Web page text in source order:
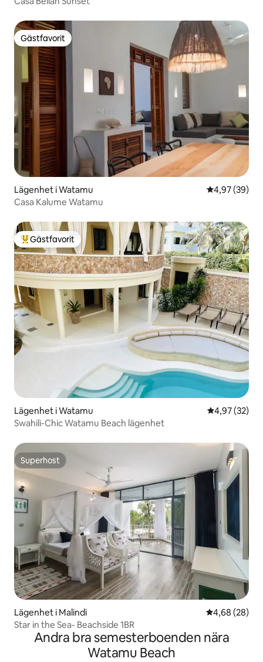
Gästfavorit
Gästfavorit
Lägenhet i Watamu 4,97 av 5 i
4,97 (39)
Casa Kalume Watamu
Populär gästfavorit
Gästfavorit
Lägenhet i Watamu 4,97 av 5 i
4,97 (32)
Swahili-Chic Watamu Beach lägenhet
Superhost
Superhost
Lägenhet i Malindi 4,68 av 5 i
4,68 (28)
Star in the Sea- Beachside 1BR
Andra bra semesterboenden nära
Watamu Beach